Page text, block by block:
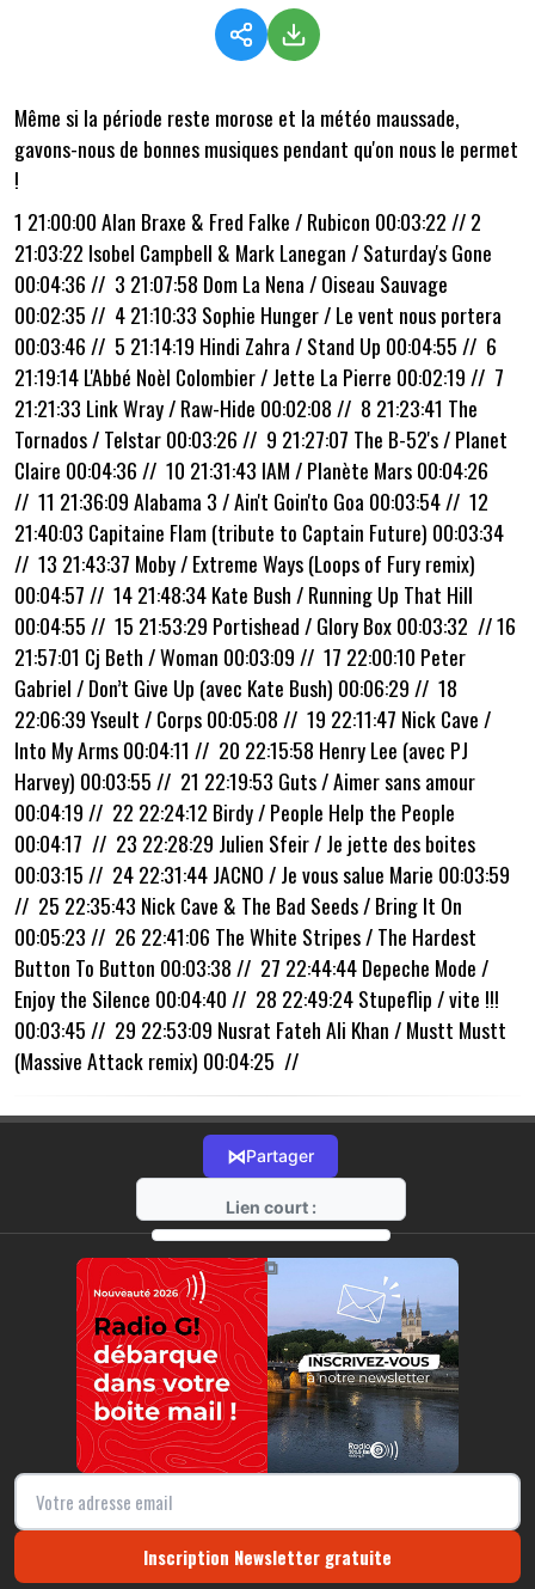
Même si la période reste morose et la météo maussade,
gavons-nous de bonnes musiques pendant qu'on nous le permet
!
1 21:00:00 Alan Braxe & Fred Falke / Rubicon 00:03:22 // 2
21:03:22 Isobel Campbell & Mark Lanegan / Saturday's Gone
00:04:36 // 3 21:07:58 Dom La Nena / Oiseau Sauvage
00:02:35 // 4 21:10:33 Sophie Hunger / Le vent nous portera
00:03:46 // 5 21:14:19 Hindi Zahra / Stand Up 00:04:55 // 6
21:19:14 L'Abbé Noèl Colombier / Jette La Pierre 00:02:19 // 7
21:21:33 Link Wray / Raw-Hide 00:02:08 // 8 21:23:41 The
Tornados / Telstar 00:03:26 // 9 21:27:07 The B-52's / Planet
Claire 00:04:36 // 10 21:31:43 IAM / Planète Mars 00:04:26
// 11 21:36:09 Alabama 3 / Ain't Goin'to Goa 00:03:54 // 12
21:40:03 Capitaine Flam (tribute to Captain Future) 00:03:34
// 13 21:43:37 Moby / Extreme Ways (Loops of Fury remix)
00:04:57 // 14 21:48:34 Kate Bush / Running Up That Hill
00:04:55 // 15 21:53:29 Portishead / Glory Box 00:03:32 // 16
21:57:01 Cj Beth / Woman 00:03:09 // 17 22:00:10 Peter
Gabriel / Don’t Give Up (avec Kate Bush) 00:06:29 // 18
22:06:39 Yseult / Corps 00:05:08 // 19 22:11:47 Nick Cave /
Into My Arms 00:04:11 // 20 22:15:58 Henry Lee (avec PJ
Harvey) 00:03:55 // 21 22:19:53 Guts / Aimer sans amour
00:04:19 // 22 22:24:12 Birdy / People Help the People
00:04:17 // 23 22:28:29 Julien Sfeir / Je jette des boites
00:03:15 // 24 22:31:44 JACNO / Je vous salue Marie 00:03:59
// 25 22:35:43 Nick Cave & The Bad Seeds / Bring It On
00:05:23 // 26 22:41:06 The White Stripes / The Hardest
Button To Button 00:03:38 // 27 22:44:44 Depeche Mode /
Enjoy the Silence 00:04:40 // 28 22:49:24 Stupeflip / vite !!!
00:03:45 // 29 22:53:09 Nusrat Fateh Ali Khan / Mustt Mustt
(Massive Attack remix) 00:04:25 //
⋈Partager
Lien court :
https://radio-g.fr?20820
⧉
Inscription Newsletter gratuite